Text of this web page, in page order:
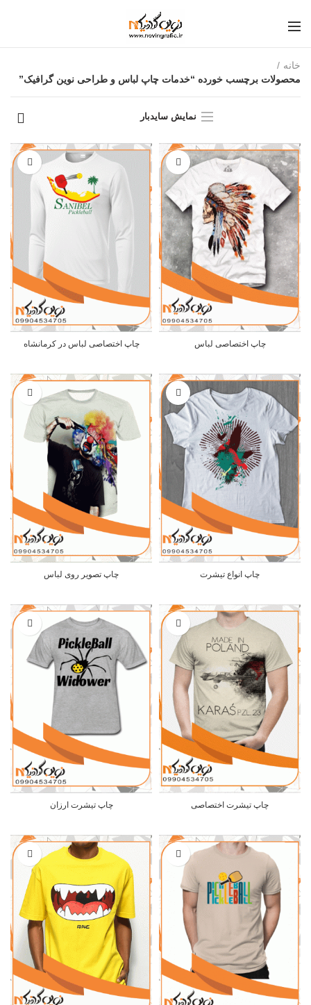
خانه
محصولات برچسب خورده “خدمات چاپ لباس و طراحی نوین گرافیک”
نمایش سایدبار
چاپ اختصاصی لباس چاپ اختصاصی لباس در کرمانشاه
چاپ انواع تیشرت چاپ تصویر روی لباس
چاپ تیشرت اختصاصی چاپ تیشرت ارزان